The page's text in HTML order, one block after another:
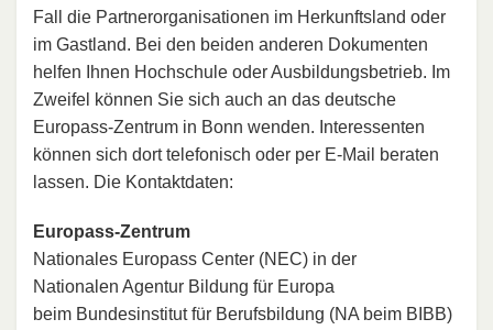
Fall die Partnerorganisationen im Herkunftsland oder
im Gastland. Bei den beiden anderen Dokumenten
helfen Ihnen Hochschule oder Ausbildungsbetrieb. Im
Zweifel können Sie sich auch an das deutsche
Europass-Zentrum in Bonn wenden. Interessenten
können sich dort telefonisch oder per E-Mail beraten
lassen. Die Kontaktdaten:
Europass-Zentrum
Nationales Europass Center (NEC) in der
Nationalen Agentur Bildung für Europa
beim Bundesinstitut für Berufsbildung (NA beim BIBB)